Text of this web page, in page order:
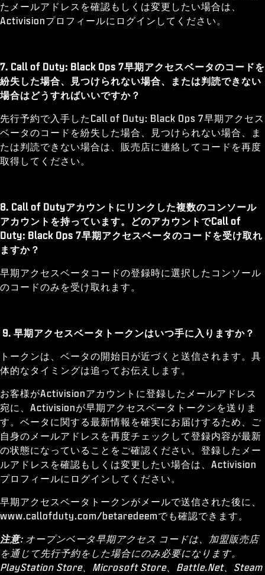
たメールアドレスを確認もしくは変更したい場合は、
Activisionプロフィールにログインしてください。
7. Call of Duty: Black Ops 7早期アクセスベータのコードを
紛失した場合、見つけられない場合、または判読できない
場合はどうすればいいですか？
先行予約で入手したCall of Duty: Black Ops 7早期アクセス
ベータのコードを紛失した場合、見つけられない場合、ま
たは判読できない場合は、販売店に連絡してコードを再度
取得してください。
8. Call of Dutyアカウントにリンクした複数のコンソール
アカウントを持っています。どのアカウントでCall of
Duty: Black Ops 7早期アクセスベータのコードを受け取れ
ますか？
早期アクセスベータコードの登録時に選択したコンソール
のコードのみを受け取れます。
9. 早期アクセスベータトークンはいつ手に入りますか？
トークンは、ベータの開始日が近づくと送信されます。具
体的なタイミングは追ってお伝えします。
お客様がActivisionアカウントに登録したメールアドレス
宛に、Activisionが早期アクセスベータトークンを送りま
す。ベータに関する最新情報を確実にお届けするため、ご
自身のメールアドレスを再度チェックして登録内容が最新
の状態になっていることをご確認ください。登録したメー
ルアドレスを確認もしくは変更したい場合は、Activision
プロフィールにログインしてください。
早期アクセスベータトークンがメールで送信された後に、
www.callofduty.com/betaredeemでも確認できます。
注意: オープンベータ早期アクセス コードは、加盟販売店
を通じて先行予約をした場合にのみ必要になります。
PlayStation Store、Microsoft Store、Battle.Net、Steam